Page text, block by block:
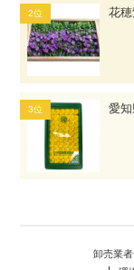
花
愛
卸売業